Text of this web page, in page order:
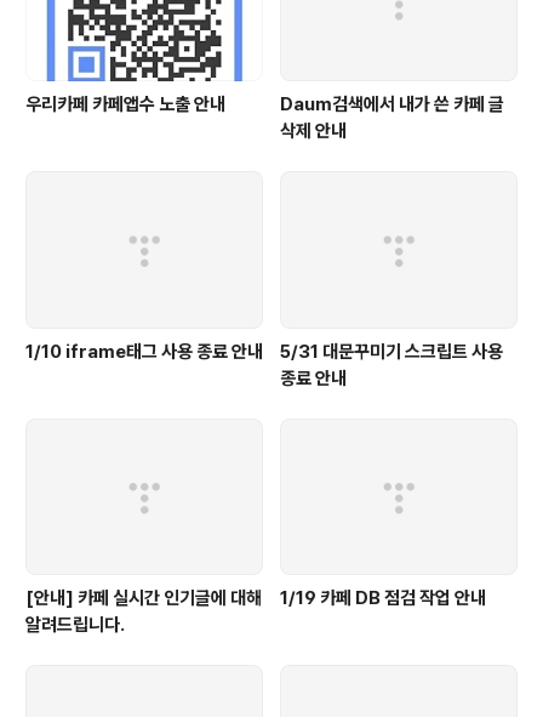
우리카페 카페앱수 노출 안내
Daum검색에서 내가 쓴 카페 글
삭제 안내
1/10 iframe태그 사용 종료 안내
5/31 대문꾸미기 스크립트 사용
종료 안내
[안내] 카페 실시간 인기글에 대해
알려드립니다.
1/19 카페 DB 점검 작업 안내